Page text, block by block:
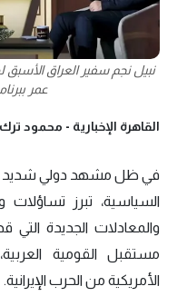
نبيل نجم سفير العراق الأسبق
عمر
القاهرة الإخبارية - محمود ترك
في ظل مشهد دولي شديد
السياسية، تبرز
والمعادلات الجديدة التي
مستقبل القومية
الأمريكية من الحرب الإيرانية.